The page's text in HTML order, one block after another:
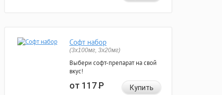
Софт набор
(3x100мг, 3x20мг)
Выбери софт-препарат на свой
вкус!
от 117Р Купить